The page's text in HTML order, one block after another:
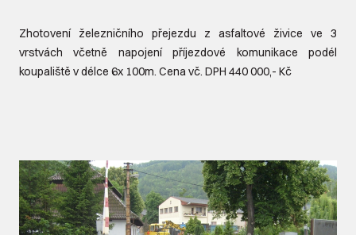
Zhotovení železničního přejezdu z asfaltové živice ve 3
vrstvách včetně napojení příjezdové komunikace podél
koupaliště v délce 6x 100m. Cena vč. DPH 440 000,- Kč